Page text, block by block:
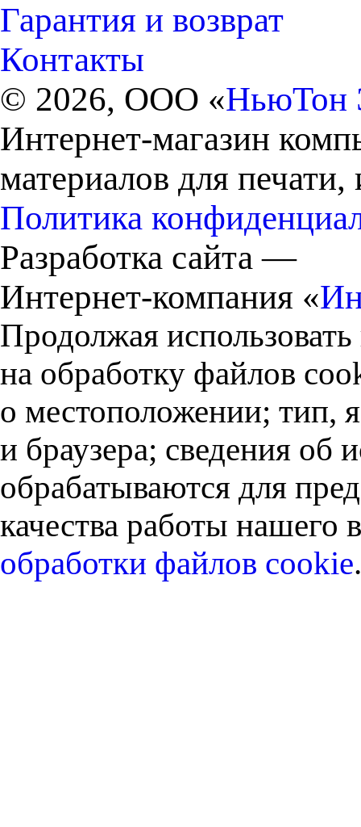
Гарантия и возврат
Контакты
© 2026, ООО «НьюТон
Интернет-магазин
материалов для
Политика
Разработка сайта —
Интернет-компания «
Продолжая
на обработку файлов
о местоположении; тип,
и браузера; сведения об
обрабатываются для
качества работы нашего
обработки файлов cookie.